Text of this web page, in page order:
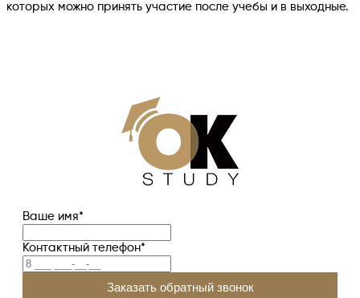
которых можно принять участие после учебы и в выходные.
Ваше имя*
Контактный телефон*